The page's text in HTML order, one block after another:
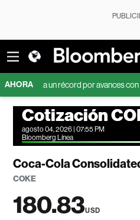
AHORA
un récord por avances con Irán
Cotización
agosto 04, 2026 | 07:55 PM
Bloomberg Línea
Coca-Cola
COKE
180.83USD